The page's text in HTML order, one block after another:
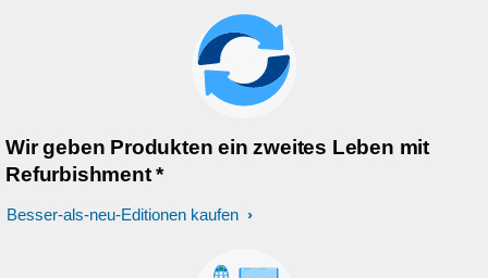
Wir geben Produkten ein zweites Leben mit
Refurbishment *
Besser-als-neu-Editionen kaufen